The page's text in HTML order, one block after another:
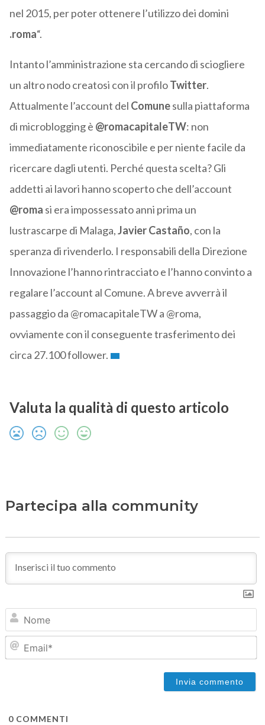
nel 2015, per poter ottenere l’utilizzo dei domini
.roma“.
Intanto l’amministrazione sta cercando di sciogliere
un altro nodo creatosi con il profiloTwitter.
Attualmente l’account del Comunesulla piattaforma
di microblogging è @romacapitaleTW: non
immediatamente riconoscibile e per niente facile da
ricercare dagli utenti. Perché questa scelta? Gli
addetti ai lavori hanno scoperto che dell’account
@roma si era impossessato anni prima un
lustrascarpe di Malaga,Javier Castaño, con la
speranza di rivenderlo. I responsabili della Direzione
Innovazione l’hanno rintracciato e l’hanno convinto a
regalare l’account al Comune. A breve avverrà il
passaggio da @romacapitaleTW a @roma,
ovviamente con il conseguente trasferimento dei
circa 27.100 follower.
Valuta la qualità di questo articolo
Partecipa alla community
0COMMENTI